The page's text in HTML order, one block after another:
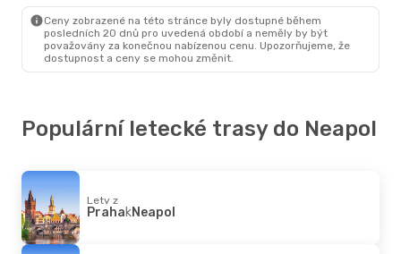
Ceny zobrazené na této stránce byly dostupné během
posledních 20 dnů pro uvedená období a neměly by být
považovány za konečnou nabízenou cenu. Upozorňujeme, že
dostupnost a ceny se mohou změnit.
Populární letecké trasy do Neapol
Lety z
PrahakNeapol